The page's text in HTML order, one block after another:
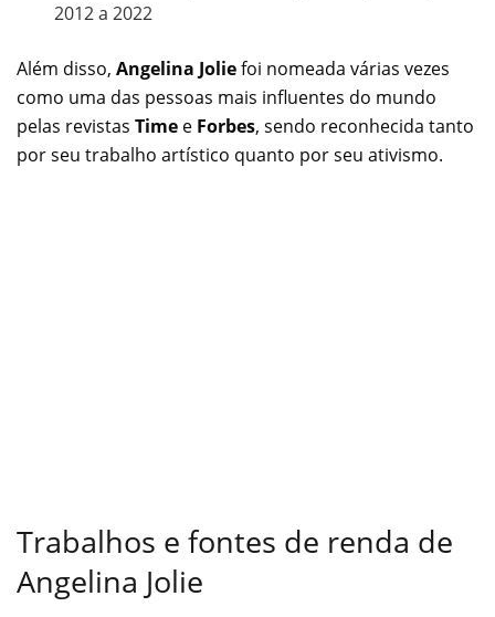
2012 a 2022
Além disso, Angelina Joliefoi nomeada várias vezes
como uma das pessoas mais influentes do mundo
pelas revistas Time e Forbes, sendo reconhecida tanto
por seu trabalho artístico quanto por seu ativismo.
Trabalhos e fontes de renda de
Angelina Jolie